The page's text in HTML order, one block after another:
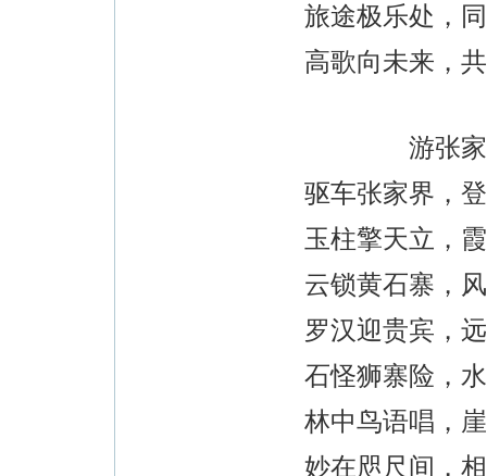
旅途极乐处，
高歌向未来，
游张
驱车张家界，
玉柱擎天立，
云锁黄石寨，
罗汉迎贵宾，
石怪狮寨险，
林中鸟语唱，
妙在咫尺间，